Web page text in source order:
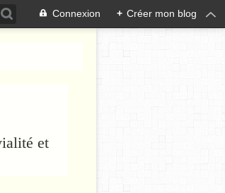
Connexion + Créer mon blog
et